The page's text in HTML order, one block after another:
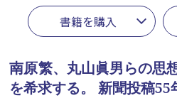
書籍を購入
南原繁、丸山眞男らの思
を希求する。
新聞投稿55